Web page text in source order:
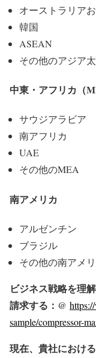
オーストラリア
韓国
ASEAN
その他のアジア
中東・アフリカ（
サウジアラビア
南アフリカ
UAE
その他のMEA
南アメリカ
アルゼンチン
ブラジル
その他の南アメ
ビジネス戦略を理
請求する：@
sample/compressor-
現在、貴社におけ